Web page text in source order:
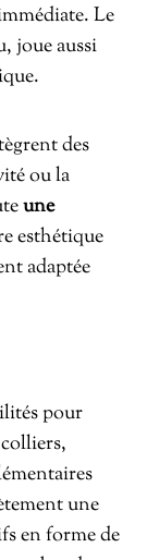
Le
joue aussi
des
ou la
une
esthétique
adaptée
pour
une
en forme de